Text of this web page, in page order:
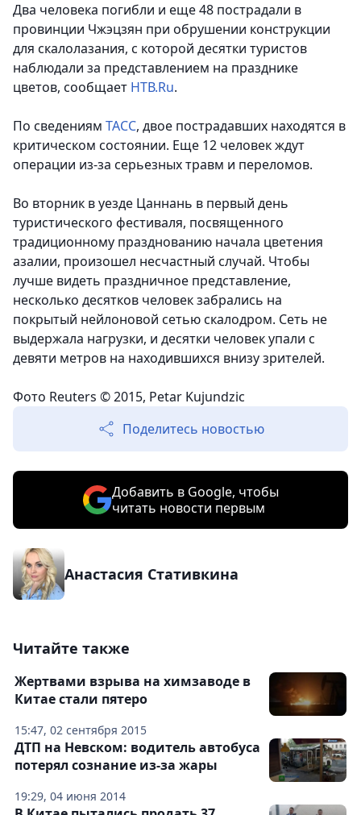
Два человека погибли и еще 48 пострадали в
провинции Чжэцзян при обрушении конструкции
для скалолазания, с которой десятки туристов
наблюдали за представлением на празднике
цветов, сообщает НТВ.Ru.
По сведениям ТАСС, двое пострадавших находятся в
критическом состоянии. Еще 12 человек ждут
операции из-за серьезных травм и переломов.
Во вторник в уезде Цаннань в первый день
туристического фестиваля, посвященного
традиционному празднованию начала цветения
азалии, произошел несчастный случай. Чтобы
лучше видеть праздничное представление,
несколько десятков человек забрались на
покрытый нейлоновой сетью скалодром. Сеть не
выдержала нагрузки, и десятки человек упали с
девяти метров на находившихся внизу зрителей.
Фото Reuters © 2015, Petar Kujundzic
Поделитесь новостью
Добавить в Google, чтобы
читать новости первым
Анастасия Стативкина
Читайте также
15:47, 02 сентября 2015
Жертвами взрыва на химзаводе в
Китае стали пятеро
19:29, 04 июня 2014
ДТП на Невском: водитель автобуса
потерял сознание из-за жары